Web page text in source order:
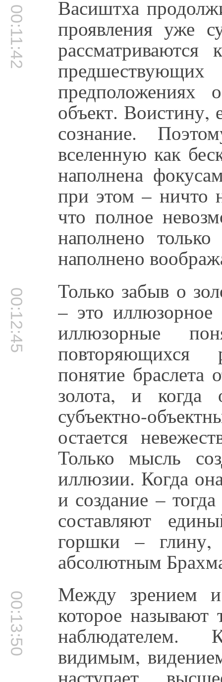
00:11:42 Васиштха
проявления уже
предположениях
объект. Воистину,
сознание.
вселенную как
наполнена
при этом – ничто
что полное
наполнено
наполнено
00:12:45 Только забыв о
– это иллюзорное
иллюзорные
понятие браслета
золота, и когда
субъектно-
остается
Только мысль
иллюзии. Когда
и создание –
составляют
горшки –
абсолютным
00:13:50 Между зрением
которое
наблюдателем.
видимым,